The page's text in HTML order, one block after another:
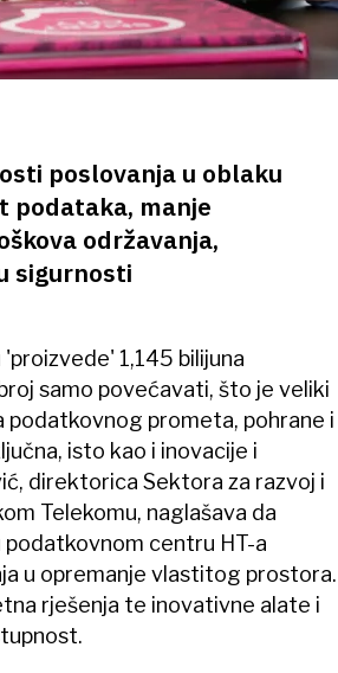
poslovanja u oblaku
podataka, manje
održavanja,
sigurnosti
1,145 bilijuna
samo povećavati, što je veliki
podatkovnog prometa, pohrane i
isto kao i inovacije i
direktorica Sektora za razvoj i
Telekomu, naglašava da
centru HT-a
u opremanje vlastitog prostora.
rješenja te inovativne alate i